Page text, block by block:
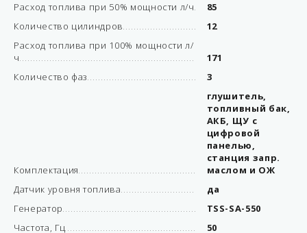
Расход топлива при 50% мощности л/ч
85
Количество цилиндров
12
Расход топлива при 100% мощности л/
ч
171
Количество фаз
3
Комплектация
глушитель,
топливный бак,
АКБ, ЩУ с
цифровой
панелью,
станция запр.
маслом и ОЖ
Датчик уровня топлива
да
Генератор
TSS-SA-550
Частота, Гц
50